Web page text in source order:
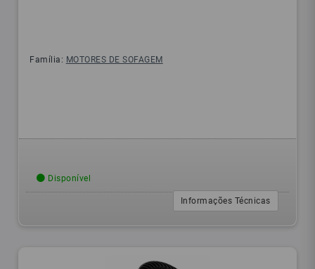
Família: MOTORES DE SOFAGEM
Disponível
Informações Técnicas